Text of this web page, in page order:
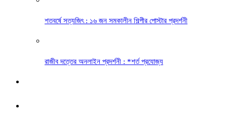
শতবর্ষে সত্যজিৎ : ১৬ জন সমকালীন শিল্পীর পোস্টার প্রদর্শনী
রাজীব দত্তের অনলাইন প্রদর্শনী : *শর্ত প্রযোজ্য